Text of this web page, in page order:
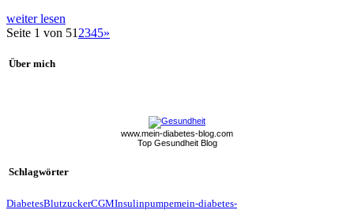
weiter lesen
Seite 1 von 51 2345»
Über mich
www.mein-diabetes-blog.com
Top Gesundheit Blog
Schlagwörter
DiabetesBlutzuckerCGMInsulinpumpemein-diabetes-